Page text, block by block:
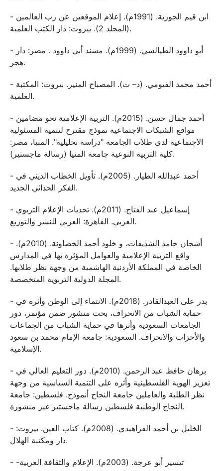
- ابن قيم الجوزية. (1991م). إعلام الموقعين عن رب العالمين
(المجلد 2). بيروت: دار الكتب العلمية.
- أبو داوود الطيالسي. (1999م). مسند أبي داوود . مصر: دار
هجر.
- أحمد محمد الفيومي. (د– ت). المصباح المنير. بيروت: المكتبة
العلمية.
- أحمد جمال حسن. (2015م). التربية الإعلامية نحو مضامين
مواقع الشبكات الاجتماعية نموذج مقترح لتنمية المسئولية
الاجتماعية لدى طلاب الجامعة "دراسة تحليلية". المنيا، مصر:
كلية التربية النوعية جامعة المنيا (رسالة ماجستير).
- أحمد عبدالله الطيار. (2005م). تأويل الخطاب الديني في
الفكر الحداثي الجديد.
- إسماعيل عبد الفتاح. (2011م). تحديات الإعلام التربوي
العربي. القاهرة: العربي للنشر والتوزيع.
- أشجان حامد الشديفات، و خلود أحمد الخضاونة. (2010م).
واقع التربية الإعلامية والعوامل المؤثرة بها في المدارس
الخاصة في المملكة الأردنية الهاشمية من وجهة نظر طلابها.
المجلة الدولية التربوية المتخصصة.
- بدر على العبدالقادر. (2018م). الانتماء إلى الوطن وأثره في
حماية الشباب من الانحراف، بحث منشور ضمن مؤتمر، دور
الجامعات السعودية وأثرها في حماية الشباب من الجماعات
والأحزاب والانحراف. السعودية: جامعة الإمام محمد بن سعود
الإسلامية.
- برهان حافظ عبد الرحمن. (2010م). دور التعليم العالي في
تعزيز الهوية الفلسطينية وأثره على التنمية السياسية من وجهة
نظر الطلبة والعاملين جامعة النجاح أنموذج. فلسطين: جامعة
النجاح الوطنية فلسطين رسالة ماجستير غير منشورة.
- الخليل بن أحمد الفراهيدي. (2008م). كتاب العين. بيروت:
دار ومكتبة الهلال.
- تيسير أبو عرجة. (2003م). الإعلام والثقافة العربية-